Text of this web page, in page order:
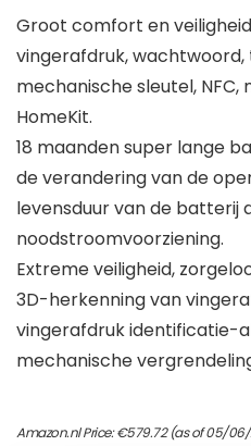
Groot comfort en
vingerafdruk,
mechanische sleutel,
HomeKit.
18 maanden super lange
de verandering van de
levensduur van de batterij
noodstroomvoorziening.
Extreme veiligheid,
3D-herkenning van
vingerafdruk identificatie-
mechanische
Amazon.nl Price:€579.72(as of 05/06/